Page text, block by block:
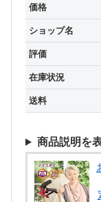
価格
ショップ名
評価
在庫状況
送料
商品説明を